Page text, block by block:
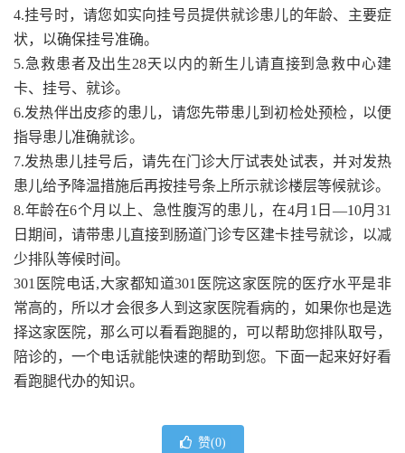
4.挂号时，请您如实向挂号员提供就诊患儿的年龄、主要症
状，以确保挂号准确。
5.急救患者及出生28天以内的新生儿请直接到急救中心建
卡、挂号、就诊。
6.发热伴出皮疹的患儿，请您先带患儿到初检处预检，以便
指导患儿准确就诊。
7.发热患儿挂号后，请先在门诊大厅试表处试表，并对发热
患儿给予降温措施后再按挂号条上所示就诊楼层等候就诊。
8.年龄在6个月以上、急性腹泻的患儿，在4月1日—10月31
日期间，请带患儿直接到肠道门诊专区建卡挂号就诊，以减
少排队等候时间。
301医院电话,大家都知道301医院这家医院的医疗水平是非
常高的，所以才会很多人到这家医院看病的，如果你也是选
择这家医院，那么可以看看跑腿的，可以帮助您排队取号，
陪诊的，一个电话就能快速的帮助到您。下面一起来好好看
看跑腿代办的知识。
赞(0)